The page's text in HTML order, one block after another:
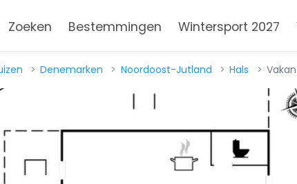
Zoeken Bestemmingen Wintersport 2027
Denemarken Noordoost-Jutland Hals